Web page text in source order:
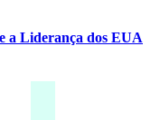
a Liderança dos EUA